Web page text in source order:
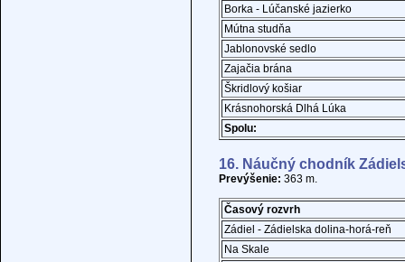
Borka - Lúčanské jazierko
Mútna studňa
Jablonovské sedlo
Zajačia brána
Škridlový košiar
Krásnohorská Dlhá Lúka
Spolu:
16. Náučný chodník
Prevýšenie: 363 m.
Časový rozvrh
Zádiel - Zádielska dolina-horá-reň
Na Skale